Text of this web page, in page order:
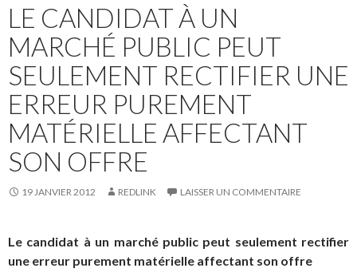
LE CANDIDAT À UN
MARCHÉ PUBLIC PEUT
SEULEMENT RECTIFIER UNE
ERREUR PUREMENT
MATÉRIELLE AFFECTANT
SON OFFRE
19 JANVIER 2012 REDLINK LAISSER UN COMMENTAIRE
Le candidat à un marché public peut seulement rectifier
une erreur purement matérielle affectant son offre